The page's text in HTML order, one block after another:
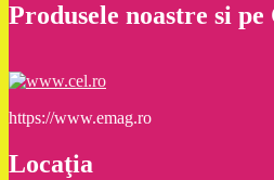
Produsele noastre si
https://www.emag.ro
Locaţia